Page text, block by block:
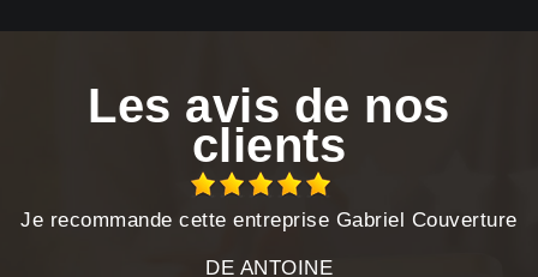
Les avis de nos
clients
Je recommande cette entreprise Gabriel Couverture
DE ANTOINE